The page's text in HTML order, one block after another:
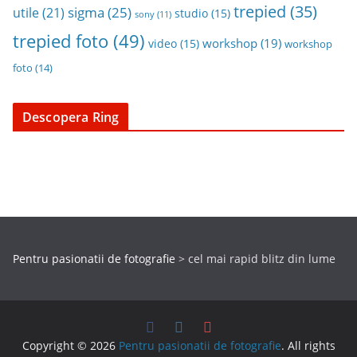
utile(21) sigma (25) sony (11) studio (15) trepied (35)
trepied foto (49) video (15) workshop (19) workshop
foto (14)
Descopera Ring
Pentru pasionatii de fotografie > cel mai rapid blitz din lume
Copyright © 2026 Pentru pasionatii de fotografie. All rights